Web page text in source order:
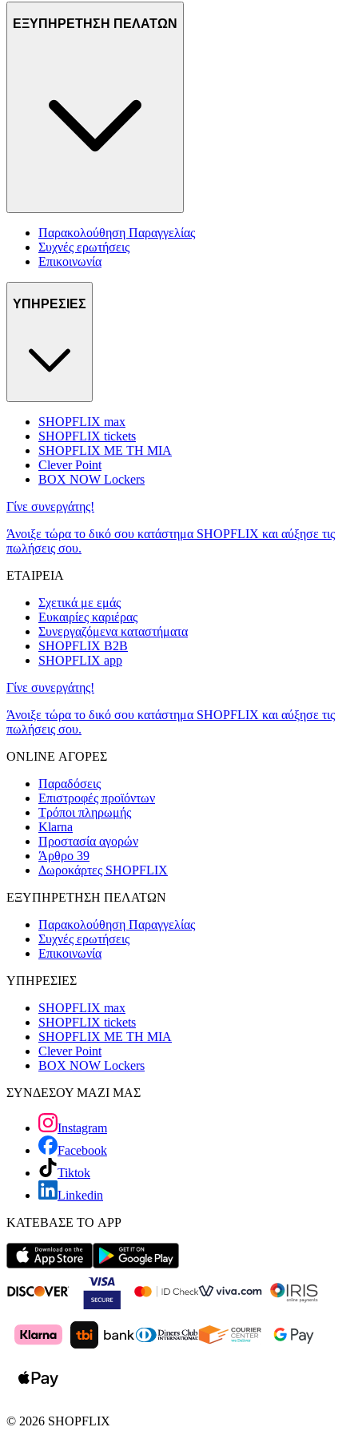
ΕΞΥΠΗΡΕΤΗΣΗ ΠΕΛΑΤΩΝ
Παρακολούθηση Παραγγελίας
Συχνές ερωτήσεις
Επικοινωνία
ΥΠΗΡΕΣΙΕΣ
SHOPFLIX max
SHOPFLIX tickets
SHOPFLIX ΜΕ ΤΗ ΜΙΑ
Clever Point
BOX NOW Lockers
Γίνε συνεργάτης!
Άνοιξε τώρα το δικό σου κατάστημα SHOPFLIX και αύξησε τις
πωλήσεις σου.
ΕΤΑΙΡΕΙΑ
Σχετικά με εμάς
Ευκαιρίες καριέρας
Συνεργαζόμενα καταστήματα
SHOPFLIX B2B
SHOPFLIX app
Γίνε συνεργάτης!
Άνοιξε τώρα το δικό σου κατάστημα SHOPFLIX και αύξησε τις
πωλήσεις σου.
ONLINE ΑΓΟΡΕΣ
Παραδόσεις
Επιστροφές προϊόντων
Τρόποι πληρωμής
Klarna
Προστασία αγορών
Άρθρο 39
Δωροκάρτες SHOPFLIX
ΕΞΥΠΗΡΕΤΗΣΗ ΠΕΛΑΤΩΝ
Παρακολούθηση Παραγγελίας
Συχνές ερωτήσεις
Επικοινωνία
ΥΠΗΡΕΣΙΕΣ
SHOPFLIX max
SHOPFLIX tickets
SHOPFLIX ΜΕ ΤΗ ΜΙΑ
Clever Point
BOX NOW Lockers
ΣΥΝΔΕΣΟΥ ΜΑΖΙ ΜΑΣ
Instagram
Facebook
Tiktok
Linkedin
ΚΑΤΕΒΑΣΕ ΤΟ APP
© 2026 SHOPFLIX